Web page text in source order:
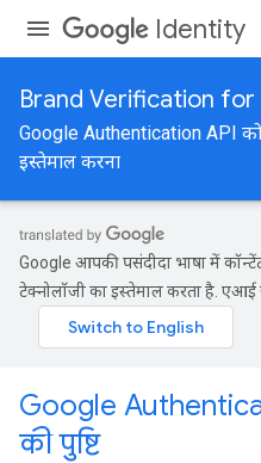
Identity
Brand Verification
Google Authentication API
इस्तेमाल करना
Google आपकी पसंदीदा भाषा में
टेक्नोलॉजी का इस्तेमाल करता है. एआई
Google
की पुष्टि